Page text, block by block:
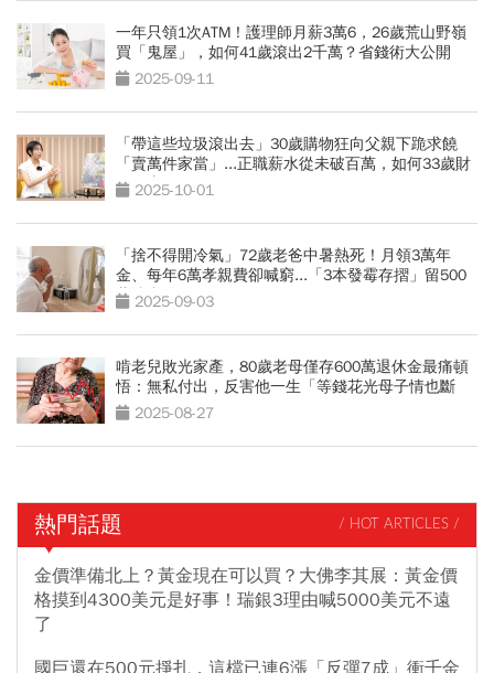
一年只領1次ATM！護理師月薪3萬6，26歲荒山野嶺
買「鬼屋」，如何41歲滾出2千萬？省錢術大公開
2025-09-11
「帶這些垃圾滾出去」30歲購物狂向父親下跪求饒
「賣萬件家當」...正職薪水從未破百萬，如何33歲財
務自由？
2025-10-01
「捨不得開冷氣」72歲老爸中暑熱死！月領3萬年
金、每年6萬孝親費卻喊窮...「3本發霉存摺」留500
萬遺產啟示
2025-09-03
啃老兒敗光家產，80歲老母僅存600萬退休金最痛頓
悟：無私付出，反害他一生「等錢花光母子情也斷
了」2025-08-27
熱門話題 / HOT ARTICLES /
金價準備北上？黃金現在可以買？大佛李其展：黃金價
格摸到4300美元是好事！瑞銀3理由喊5000美元不遠
了
國巨還在500元掙扎，這檔已連6漲「反彈7成」衝千金